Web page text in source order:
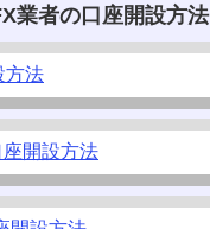
業者の口座開設方法
方法
開設方法